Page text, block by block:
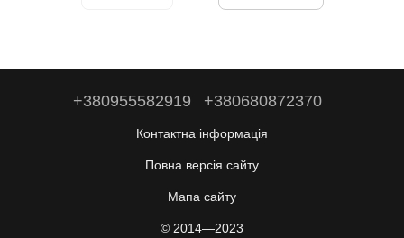
+380955582919 +380680872370
Контактна інформація
Повна версія сайту
Мапа сайту
© 2014—2023